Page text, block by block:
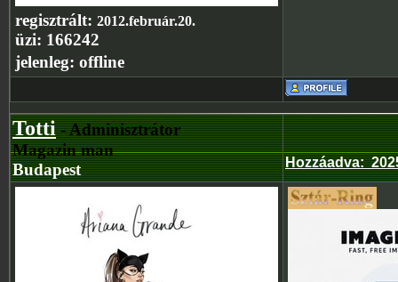
regisztrált: 2012.február.20.
üzi: 166242
jelenleg: offline
Totti- Adminisztrátor
Magazin man
Budapest
Hozzáadva: